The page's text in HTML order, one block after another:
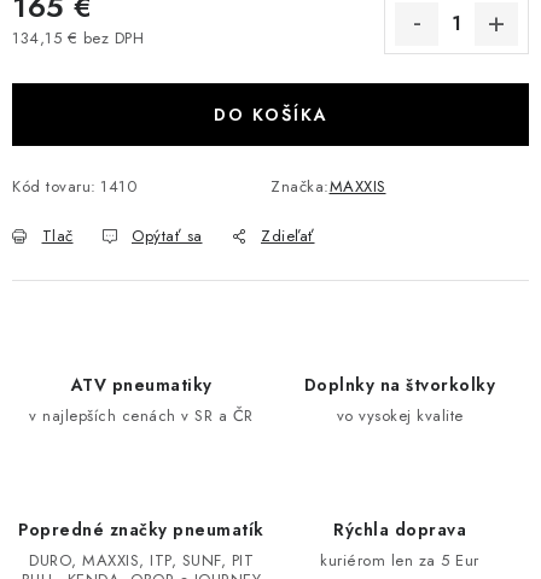
INÉ PRÍSLUŠENSTVO
YAMAHA GRIZZLY 550/660/700
CAN AM OUTLANDER 570/650/800/1000
CF MOTO 800/850 GLADIATOR X8
134,15 € bez DPH
DO KOŠÍKA
Kód tovaru: 1410 Značka:MAXXIS
Tlač Opýtať sa Zdieľať
ATV pneumatiky
v najlepších cenách v SR a ČR
Doplnky na štvorkolky
vo vysokej kvalite
Popredné značky pneumatík
DURO, MAXXIS, ITP, SUNF, PIT
Rýchla doprava
kuriérom len za 5 Eur